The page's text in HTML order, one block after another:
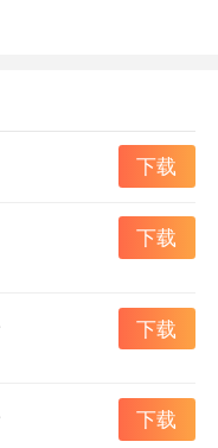
下载
下载
下载
下载